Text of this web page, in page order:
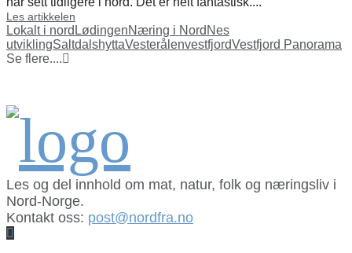
Les artikkelen
Lokalt i nord LødingenNæring i Nord Nes
utviklingSaltdalshyttaVesterålenvestfjordVestfjord Panorama
Se flere....
Les og del innhold om mat, natur, folk og næringsliv i
Nord-Norge.
Kontakt oss: post@nordfra.no